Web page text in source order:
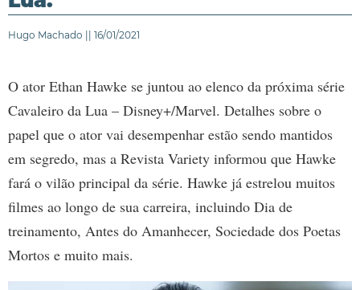
Hugo Machado || 16/01/2021
O ator Ethan Hawke se juntou ao elenco da próxima série
Cavaleiro da Lua – Disney+/Marvel. Detalhes sobre o
papel que o ator vai desempenhar estão sendo mantidos
em segredo, mas a Revista Variety informou que Hawke
fará o vilão principal da série. Hawke já estrelou muitos
filmes ao longo de sua carreira, incluindo Dia de
treinamento, Antes do Amanhecer, Sociedade dos Poetas
Mortos e muito mais.